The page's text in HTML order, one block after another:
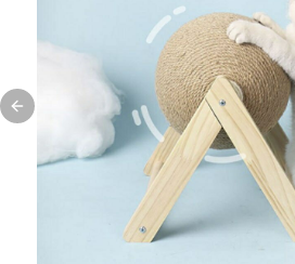
Previous slide